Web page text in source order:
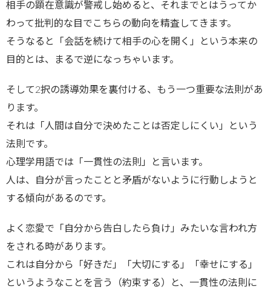
相手の顕在意識が警戒し始めると、それまでとはうってか
わって批判的な目でこちらの動向を精査してきます。
そうなると「会話を続けて相手の心を開く」という本来の
目的とは、まるで逆になっちゃいます。
そして2択の誘導効果を裏付ける、もう一つ重要な法則があ
ります。
それは「人間は自分で決めたことは否定しにくい」という
法則です。
心理学用語では「一貫性の法則」と言います。
人は、自分が言ったことと矛盾がないように行動しようと
する傾向があるのです。
よく恋愛で「自分から告白したら負け」みたいな言われ方
をされる時があります。
これは自分から「好きだ」「大切にする」「幸せにする」
というようなことを言う（約束する）と、一貫性の法則に